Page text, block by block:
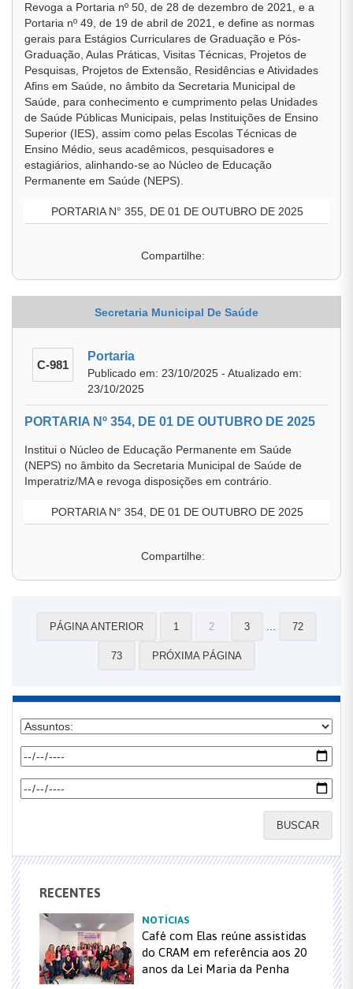
Revoga a Portaria nº 50, de 28 de dezembro de 2021, e a
Portaria nº 49, de 19 de abril de 2021, e define as normas
gerais para Estágios Curriculares de Graduação e Pós-
Graduação, Aulas Práticas, Visitas Técnicas, Projetos de
Pesquisas, Projetos de Extensão, Residências e Atividades
Afins em Saúde, no âmbito da Secretaria Municipal de
Saúde, para conhecimento e cumprimento pelas Unidades
de Saúde Públicas Municipais, pelas Instituições de Ensino
Superior (IES), assim como pelas Escolas Técnicas de
Ensino Médio, seus acadêmicos, pesquisadores e
estagiários, alinhando-se ao Núcleo de Educação
Permanente em Saúde (NEPS).
PORTARIA N° 355, DE 01 DE OUTUBRO DE 2025
Compartilhe:
Secretaria Municipal De Saúde
C-981
Portaria
Publicado em: 23/10/2025 - Atualizado em:
23/10/2025
PORTARIA Nº 354, DE 01 DE OUTUBRO DE 2025
Institui o Núcleo de Educação Permanente em Saúde
(NEPS) no âmbito da Secretaria Municipal de Saúde de
Imperatriz/MA e revoga disposições em contrário.
PORTARIA N° 354, DE 01 DE OUTUBRO DE 2025
Compartilhe:
PÁGINA ANTERIOR 1 2 3 72
73 PRÓXIMA PÁGINA
BUSCAR
RECENTES
NOTÍCIAS
Café com Elas reúne assistidas
do CRAM em referência aos 20
anos da Lei Maria da Penha